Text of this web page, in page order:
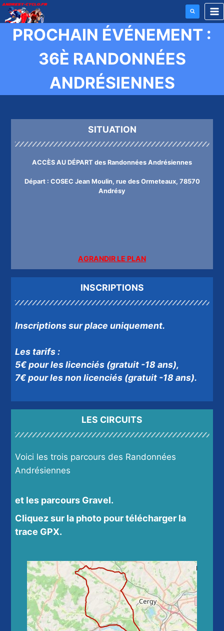
Aller
au
contenu
PROCHAIN ÉVÉNEMENT :
36È RANDONNÉES
ANDRÉSIENNES
SITUATION
ACCÈS AU DÉPART des Randonnées Andrésiennes
Départ : COSEC Jean Moulin, rue des Ormeteaux, 78570
Andrésy
AGRANDIR LE PLAN
INSCRIPTIONS
Inscriptions sur place uniquement.
Les tarifs :
5€ pour les licenciés (gratuit -18 ans),
7€ pour les non licenciés (gratuit -18 ans).
LES CIRCUITS
Voici les trois parcours des Randonnées
Andrésiennes
et les parcours Gravel.
Cliquez sur la photo pour télécharger la
trace GPX.